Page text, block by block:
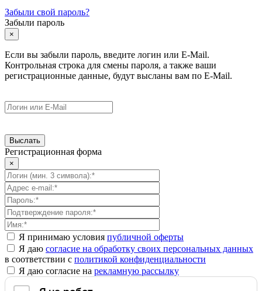
Забыли свой пароль?
Забыли пароль
×
Если вы забыли пароль, введите логин или E-Mail.
Контрольная строка для смены пароля, а также ваши
регистрационные данные, будут высланы вам по E-Mail.
Регистрационная форма
×
Я принимаю условия публичной оферты
Я даю согласие на обработку своих персональных данных
в соответствии с политикой конфиденциальности
Я даю согласие на рекламную рассылку